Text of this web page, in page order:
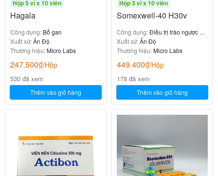
Hộp 5 vỉ x 10 viên
Hagala
Công dụng: Bổ gan
Xuất xứ:Ấn Độ
Thương hiệu:Micro Labs
247.500₫/Hộp
530 đã xem
Thêm vào giỏ hàng
Hộp 3 vỉ x 10 viên
Somexwell-40 H30v
Công dụng:Điều trị trào ngược dạ
dày thực quản
Xuất xứ:Ấn Độ
Thương hiệu:Micro Labs
449.400₫/Hộp
178 đã xem
Thêm vào giỏ hàng